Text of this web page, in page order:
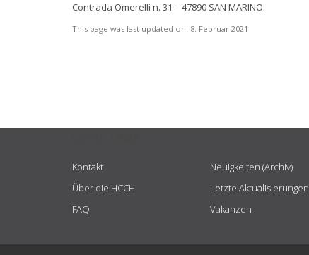
Contrada Omerelli n. 31 – 47890 SAN MARINO
This page was last updated on: 8. Februar 2021
Kontakt
Über die HCCH
FAQ
Neuigkeiten (Archiv)
Letzte Aktualisierungen
Vakanzen